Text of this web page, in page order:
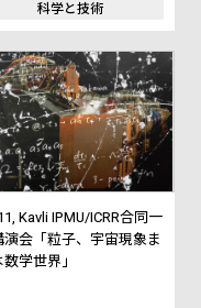
科学と技術
Kavli IPMU/ICRR合同一
演会「粒子、宇宙現象ま
学世界」